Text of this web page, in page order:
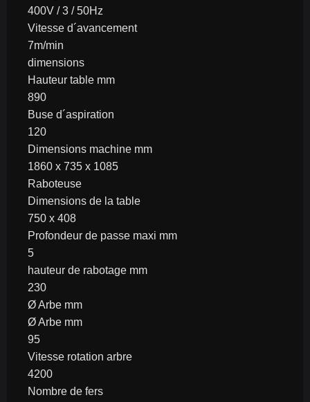
400V / 3 / 50Hz
Vitesse d´avancement
7m/min
dimensions
Hauteur table mm
890
Buse d´aspiration
120
Dimensions machine mm
1860 x 735 x 1085
Raboteuse
Dimensions de la table
750 x 408
Profondeur de passe maxi mm
5
hauteur de rabotage mm
230
Ø Arbe mm
Ø Arbe mm
95
Vitesse rotation arbre
4200
Nombre de fers